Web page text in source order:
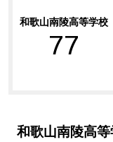
和歌山南陵高等学校
77
和歌山南陵高